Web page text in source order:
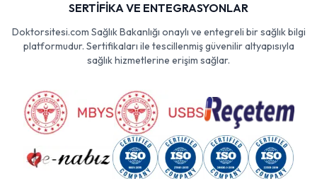
SERTİFİKA VE ENTEGRASYONLAR
Doktorsitesi.com Sağlık Bakanlığı onaylı ve entegreli bir sağlık bilgi
platformudur. Sertifikaları ile tescillenmiş güvenilir altyapısıyla
sağlık hizmetlerine erişim sağlar.